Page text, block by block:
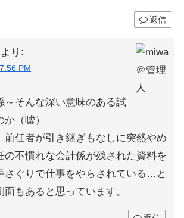
返信
より:
PM
～そんな深い意味のある試
（嘘）
前任者が引き継ぎもなしに突然やめ
の不慣れな会計係が残された資料を
さぐりで仕事をやらされている…と
もあると思っています。